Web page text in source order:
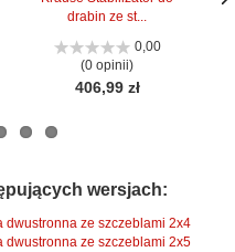
drabin ze st...
0,00
(0 opinii)
406,99 zł
wersjach:
dwustronna ze szczeblami 2x4
dwustronna ze szczeblami 2x5